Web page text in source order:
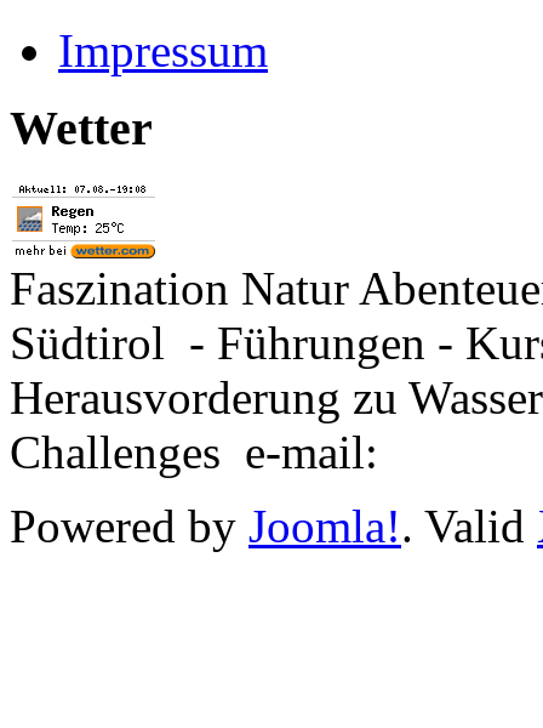
Impressum
Wetter
Faszination Natur
Südtirol - Führungen -
Herausvorderung zu
Challenges e-mail:
Powered by Joomla!. Valid